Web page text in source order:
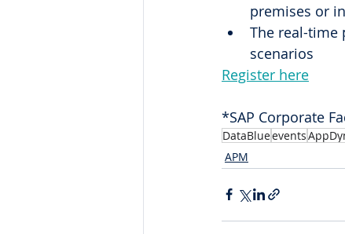
premises or
The real-time
scenarios
Register here
*SAP Corporate
DataBlueevents
APM